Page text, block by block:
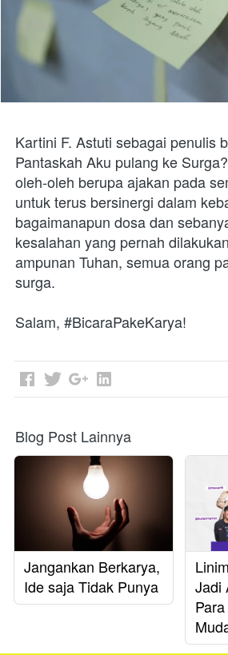
Kartini F. Astuti sebagai penulis
Pantaskah Aku pulang ke
oleh-oleh berupa ajakan pada
untuk terus bersinergi dalam
bagaimanapun dosa dan
kesalahan yang pernah
ampunan Tuhan, semua orang
surga.
Salam, #BicaraPakeKarya!
Blog Post Lainnya
Jangankan Berkarya,
Ide saja Tidak Punya
Jadi